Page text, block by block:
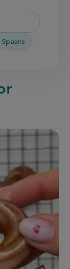
Spaans